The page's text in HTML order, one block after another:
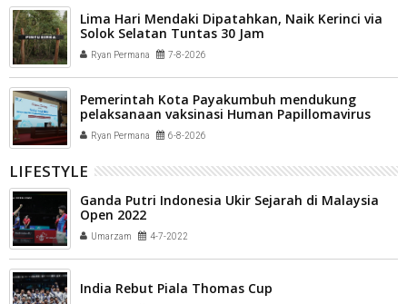
Lima Hari Mendaki Dipatahkan, Naik Kerinci via
Solok Selatan Tuntas 30 Jam
Ryan Permana 7-8-2026
Pemerintah Kota Payakumbuh mendukung
pelaksanaan vaksinasi Human Papillomavirus
(HPV) bagi aparatur sipil negara (ASN) dan
masyarakat
Ryan Permana 6-8-2026
LIFESTYLE
Ganda Putri Indonesia Ukir Sejarah di Malaysia
Open 2022
Umarzam 4-7-2022
India Rebut Piala Thomas Cup